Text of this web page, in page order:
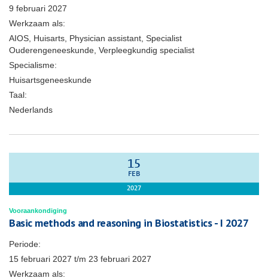
9 februari 2027
Werkzaam als:
AIOS, Huisarts, Physician assistant, Specialist
Ouderengeneeskunde, Verpleegkundig specialist
Specialisme:
Huisartsgeneeskunde
Taal:
Nederlands
15
FEB
2027
Vooraankondiging
Basic methods and reasoning in Biostatistics - I 2027
Periode:
15 februari 2027 t/m 23 februari 2027
Werkzaam als: